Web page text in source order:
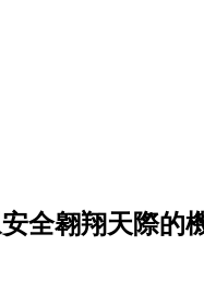
全翱翔天際